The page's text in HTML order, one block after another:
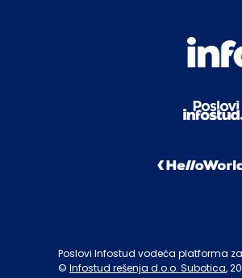
Poslovi Infostud vodeća platforma
© Infostud rešenja d.o.o. Subotica,